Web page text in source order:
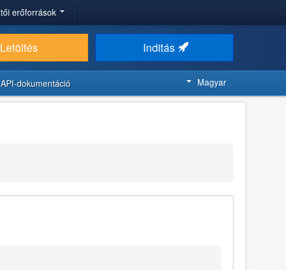
erőforrások
Letöltés Inditás
API-dokumentáció Magyar